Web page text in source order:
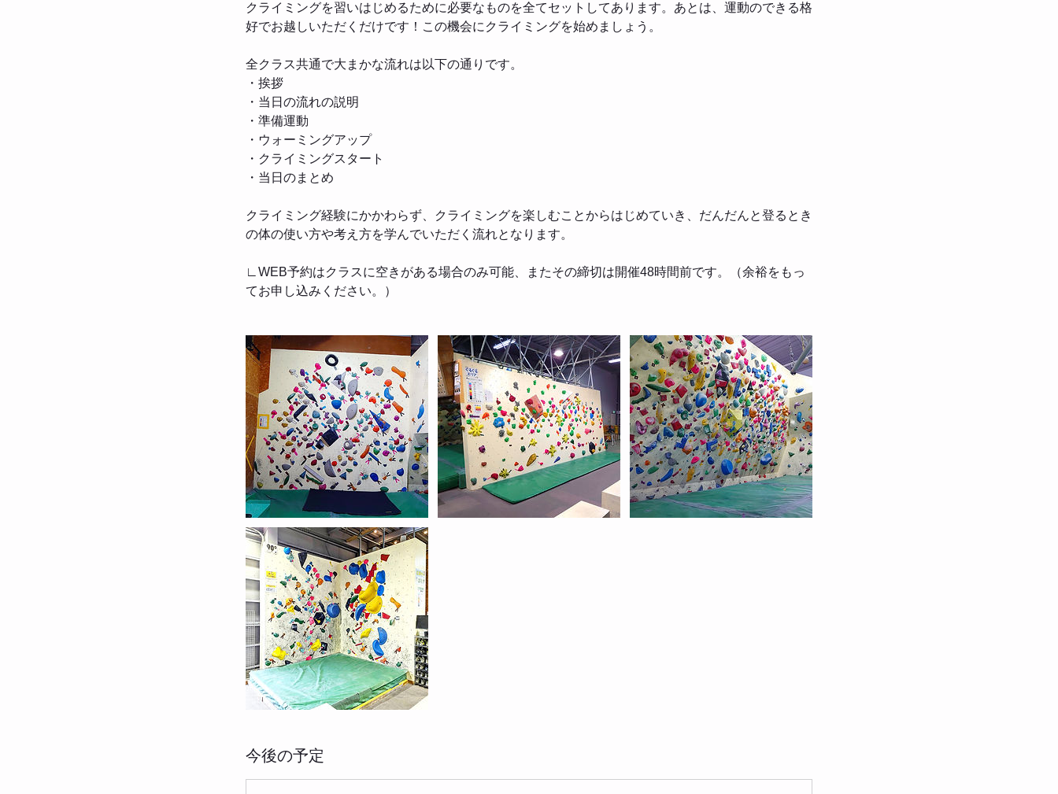
クライミングを習いはじめるために必要なものを全てセットしてあります。あとは、運動のできる格
好でお越しいただくだけです！この機会にクライミングを始めましょう。
全クラス共通で大まかな流れは以下の通りです。
・挨拶
・当日の流れの説明
・準備運動
・ウォーミングアップ
・クライミングスタート
・当日のまとめ
クライミング経験にかかわらず、クライミングを楽しむことからはじめていき、だんだんと登るとき
の体の使い方や考え方を学んでいただく流れとなります。
∟WEB予約はクラスに空きがある場合のみ可能、またその締切は開催48時間前です。（余裕をもっ
てお申し込みください。）
今後の予定